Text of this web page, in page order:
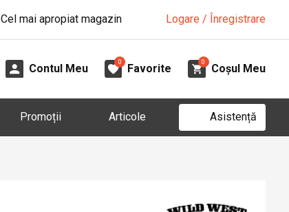
Cel mai apropiat magazin Logare / Înregistrare
Contul Meu
0
Favorite
0
Coșul Meu
Promoții Articole Asistență